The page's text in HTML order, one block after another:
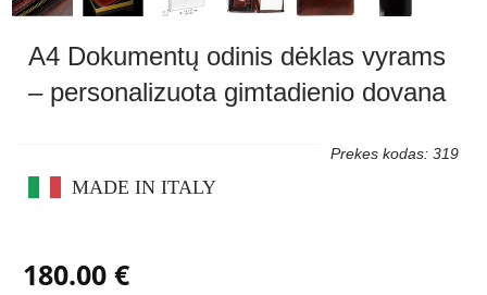
A4 Dokumentų odinis dėklas vyrams
– personalizuota gimtadienio dovana
Prekes kodas: 319
MADE IN ITALY
180.00 €